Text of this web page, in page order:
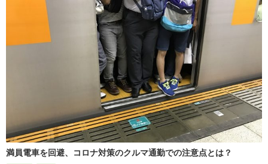
満員電車を回避、コロナ対策のクルマ通勤での注意点とは？